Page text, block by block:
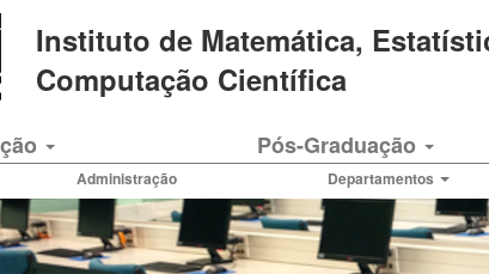
Instituto de Matemática,
Computação Científica
Pós-Graduação
Administração Departamentos